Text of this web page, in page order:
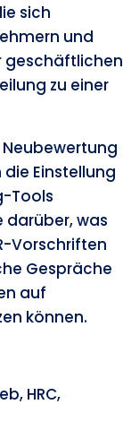
sich
und
geschäftlichen
zu einer
Einstellung
Tools
darüber, was
Vorschriften
Gespräche
auf
können.
HRC,